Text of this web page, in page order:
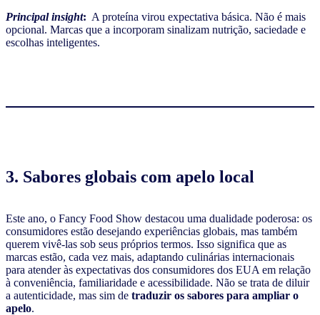
Principal insight: A proteína virou expectativa básica. Não é mais
opcional. Marcas que a incorporam sinalizam nutrição, saciedade e
escolhas inteligentes.
3. Sabores globais com apelo local
Este ano, o Fancy Food Show destacou uma dualidade poderosa: os
consumidores estão desejando experiências globais, mas também
querem vivê-las sob seus próprios termos. Isso significa que as
marcas estão, cada vez mais, adaptando culinárias internacionais
para atender às expectativas dos consumidores dos EUA em relação
à conveniência, familiaridade e acessibilidade. Não se trata de diluir
a autenticidade, mas sim de traduzir os sabores para ampliar o
apelo.